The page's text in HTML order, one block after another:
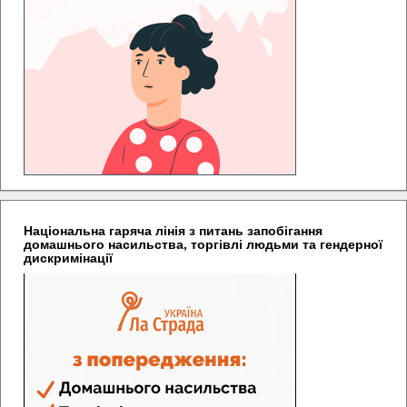
Національна гаряча лінія з питань запобігання
домашнього насильства, торгівлі людьми та гендерної
дискримінації